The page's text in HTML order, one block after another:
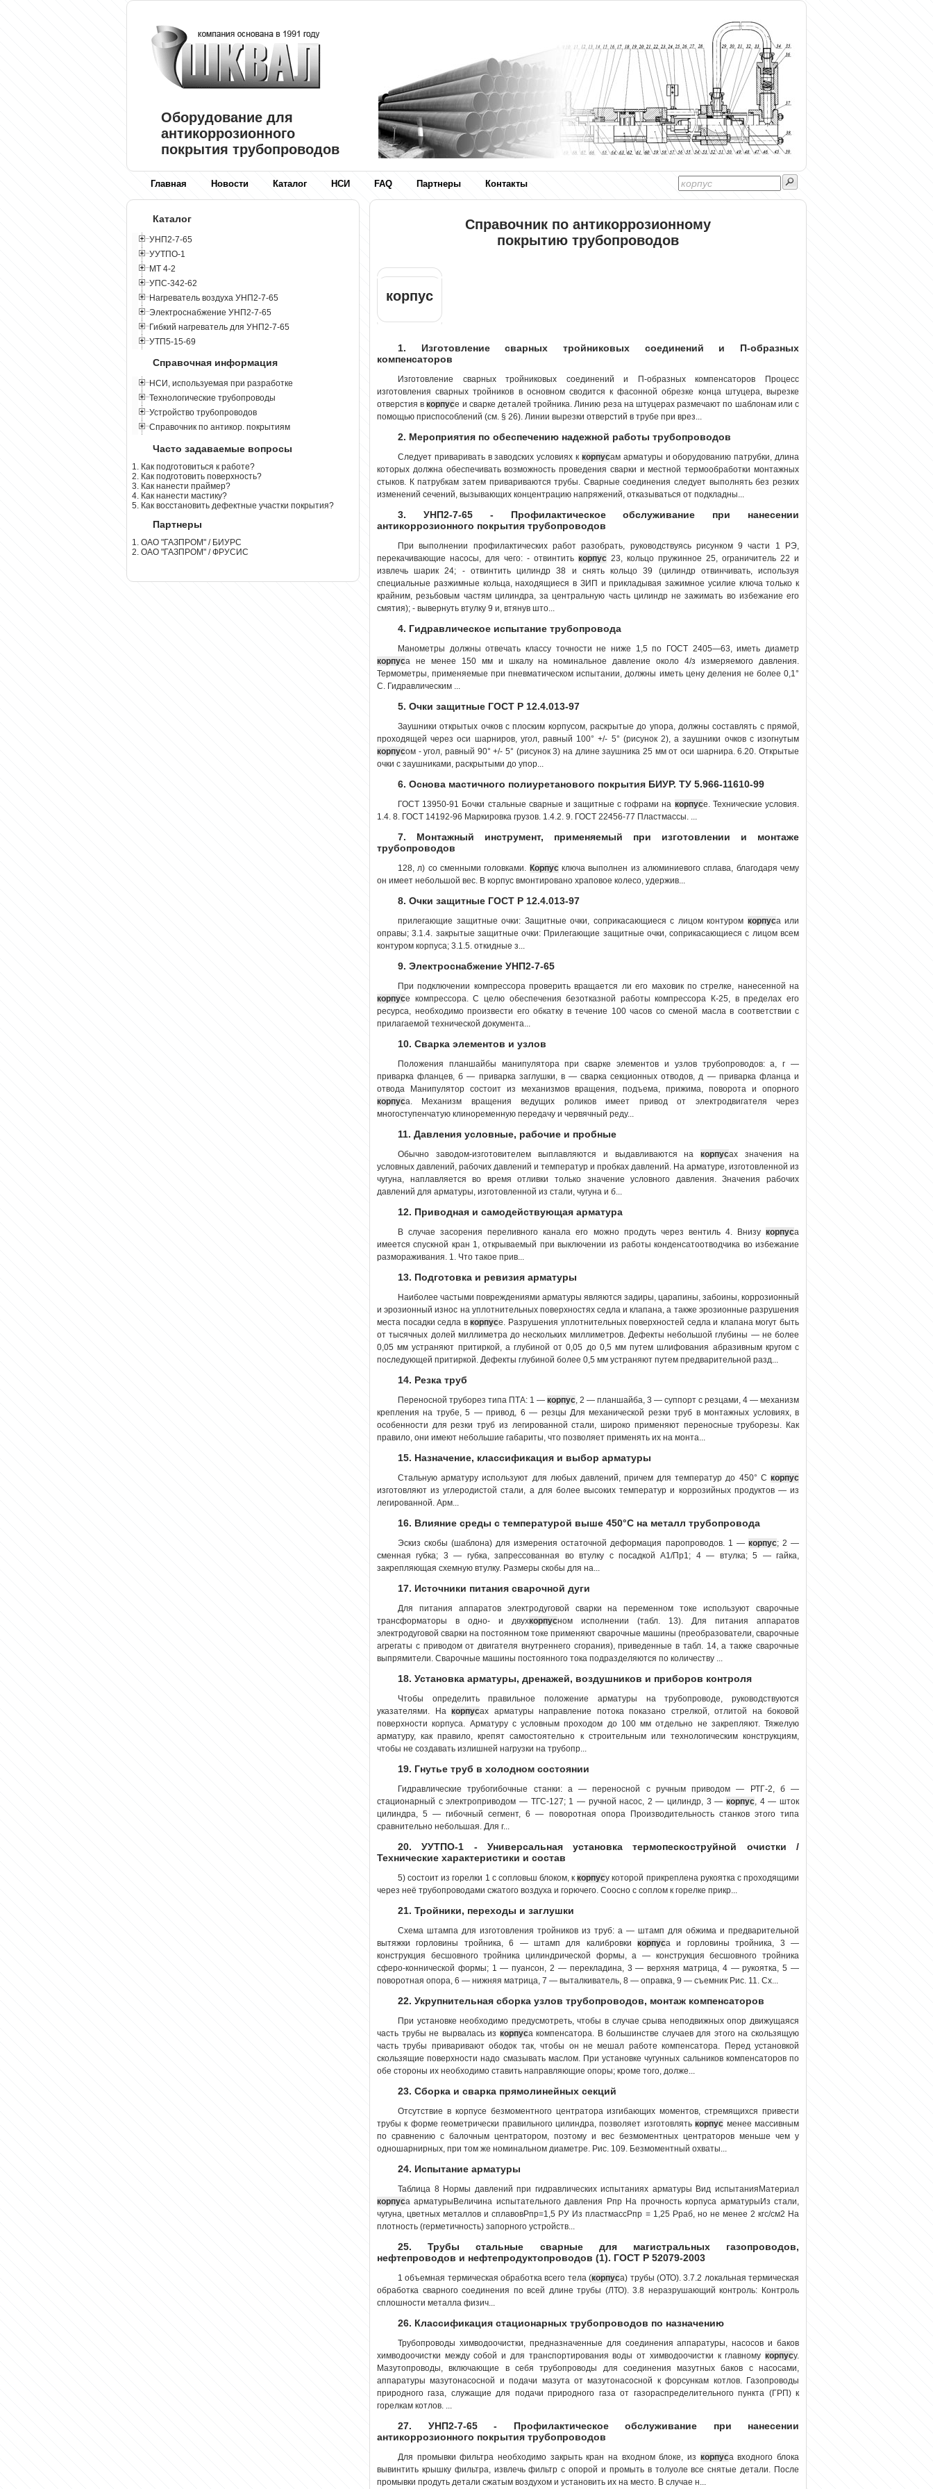
Оборудование для
антикоррозионного
покрытия трубопроводов
Главная Новости Каталог НСИ FAQ Партнеры Контакты
Справочник по антикоррозионному
покрытию трубопроводов
корпус
1. Изготовление сварных тройниковых соединений и П-образных
компенсаторов
Изготовление сварных тройниковых соединений и П-образных компенсаторов Процесс
изготовления сварных тройников в основном сводится к фасонной обрезке конца штуцера, вырезке
отверстия вкорпусе и сварке деталей тройника. Линию реза на штуцерах размечают по шаблонам или с
помощью приспособлений (см. § 26). Линии вырезки отверстий в трубе при врез...
2. Мероприятия по обеспечению надежной работы трубопроводов
Следует приваривать в заводских условиях к корпусам арматуры и оборудованию патрубки, длина
которых должна обеспечивать возможность проведения сварки и местной термообработки монтажных
стыков. К патрубкам затем привариваются трубы. Сварные соединения следует выполнять без резких
изменений сечений, вызывающих концентрацию напряжений, отказываться от подкладны...
3. УНП2-7-65 - Профилактическое обслуживание при нанесении
антикоррозионного покрытия трубопроводов
При выполнении профилактических работ разобрать, руководствуясь рисунком 9 части 1 РЭ,
перекачивающие насосы, для чего: - отвинтить корпус 23, кольцо пружинное 25, ограничитель 22 и
извлечь шарик 24; - отвинтить цилиндр 38 и снять кольцо 39 (цилиндр отвинчивать, используя
специальные разжимные кольца, находящиеся в ЗИП и прикладывая зажимное усилие ключа только к
крайним, резьбовым частям цилиндра, за центральную часть цилиндр не зажимать во избежание его
смятия); - вывернуть втулку 9 и, втянув што...
4. Гидравлическое испытание трубопровода
Манометры должны отвечать классу точности не ниже 1,5 по ГОСТ 2405—63, иметь диаметр
корпуса не менее 150 мм и шкалу на номинальное давление около 4/з измеряемого давления.
Термометры, применяемые при пневматическом испытании, должны иметь цену деления не более 0,1°
С. Гидравлическим ...
5. Очки защитные ГОСТ Р 12.4.013-97
Заушники открытых очков с плоским корпусом, раскрытые до упора, должны составлять с прямой,
проходящей через оси шарниров, угол, равный 100° +/- 5° (рисунок 2), а заушники очков с изогнутым
корпусом - угол, равный 90° +/- 5° (рисунок 3) на длине заушника 25 мм от оси шарнира. 6.20. Открытые
очки с заушниками, раскрытыми до упор...
6. Основа мастичного полиуретанового покрытия БИУР. ТУ 5.966-11610-99
ГОСТ 13950-91 Бочки стальные сварные и защитные с гофрами на корпусе. Технические условия.
1.4. 8. ГОСТ 14192-96 Маркировка грузов. 1.4.2. 9. ГОСТ 22456-77 Пластмассы. ...
7. Монтажный инструмент, применяемый при изготовлении и монтаже
трубопроводов
128, л) со сменными головками. Корпусключа выполнен из алюминиевого сплава, благодаря чему
он имеет небольшой вес. В корпус вмонтировано храповое колесо, удержив...
8. Очки защитные ГОСТ Р 12.4.013-97
прилегающие защитные очки: Защитные очки, соприкасающиеся с лицом контуром корпуса или
оправы; 3.1.4. закрытые защитные очки: Прилегающие защитные очки, соприкасающиеся с лицом всем
контуром корпуса; 3.1.5. откидные з...
9. Электроснабжение УНП2-7-65
При подключении компрессора проверить вращается ли его маховик по стрелке, нанесенной на
корпусе компрессора. С целю обеспечения безотказной работы компрессора К-25, в пределах его
ресурса, необходимо произвести его обкатку в течение 100 часов со сменой масла в соответствии с
прилагаемой технической документа...
10. Сварка элементов и узлов
Положения планшайбы манипулятора при сварке элементов и узлов трубопроводов: а, г —
приварка фланцев, б — приварка заглушки, в — сварка секционных отводов, д — приварка фланца и
отвода Манипулятор состоит из механизмов вращения, подъема, прижима, поворота и опорного
корпуса. Механизм вращения ведущих роликов имеет привод от электродвигателя через
многоступенчатую клиноременную передачу и червячный реду...
11. Давления условные, рабочие и пробные
Обычно заводом-изготовителем выплавляются и выдавливаются накорпусах значения на
условных давлений, рабочих давлений и температур и пробках давлений. На арматуре, изготовленной из
чугуна, наплавляется во время отливки только значение условного давления. Значения рабочих
давлений для арматуры, изготовленной из стали, чугуна и б...
12. Приводная и самодействующая арматура
В случае засорения переливного канала его можно продуть через вентиль 4. Внизу корпуса
имеется спускной кран 1, открываемый при выключении из работы конденсатоотводчика во избежание
размораживания. 1. Что такое прив...
13. Подготовка и ревизия арматуры
Наиболее частыми повреждениями арматуры являются задиры, царапины, забоины, коррозионный
и эрозионный износ на уплотнительных поверхностях седла и клапана, а также эрозионные разрушения
места посадки седла вкорпусе. Разрушения уплотнительных поверхностей седла и клапана могут быть
от тысячных долей миллиметра до нескольких миллиметров. Дефекты небольшой глубины — не более
0,05 мм устраняют притиркой, а глубиной от 0,05 до 0,5 мм путем шлифования абразивным кругом с
последующей притиркой. Дефекты глубиной более 0,5 мм устраняют путем предварительной разд...
14. Резка труб
Переносной труборез типа ПТА: 1 — корпус, 2 — планшайба, 3 — суппорт с резцами, 4 — механизм
крепления на трубе, 5 — привод, 6 — резцы Для механической резки труб в монтажных условиях, в
особенности для резки труб из легированной стали, широко применяют переносные труборезы. Как
правило, они имеют небольшие габариты, что позволяет применять их на монта...
15. Назначение, классификация и выбор арматуры
Стальную арматуру используют для любых давлений, причем для температур до 450° С корпус
изготовляют из углеродистой стали, а для более высоких температур и коррозийных продуктов — из
легированной. Арм...
16. Влияние среды с температурой выше 450°С на металл трубопровода
Эскиз скобы (шаблона) для измерения остаточной деформация паропроводов. 1 — корпус; 2 —
сменная губка; 3 — губка, запрессованная во втулку с посадкой А1/Пр1; 4 — втулка; 5 — гайка,
закрепляющая схемную втулку. Размеры скобы для на...
17. Источники питания сварочной дуги
Для питания аппаратов электродуговой сварки на переменном токе используют сварочные
трансформаторы в одно- и двухкорпусном исполнении (табл. 13). Для питания аппаратов
электродуговой сварки на постоянном токе применяют сварочные машины (преобразователи, сварочные
агрегаты с приводом от двигателя внутреннего сгорания), приведенные в табл. 14, а также сварочные
выпрямители. Сварочные машины постоянного тока подразделяются по количеству ...
18. Установка арматуры, дренажей, воздушников и приборов контроля
Чтобы определить правильное положение арматуры на трубопроводе, руководствуются
указателями. На корпусах арматуры направление потока показано стрелкой, отлитой на боковой
поверхности корпуса. Арматуру с условным проходом до 100 мм отдельно не закрепляют. Тяжелую
арматуру, как правило, крепят самостоятельно к строительным или технологическим конструкциям,
чтобы не создавать излишней нагрузки на трубопр...
19. Гнутье труб в холодном состоянии
Гидравлические трубогибочные станки: а — переносной с ручным приводом — РТГ-2, б —
стационарный с электроприводом — ТГС-127; 1 — ручной насос, 2 — цилиндр, 3 —корпус, 4 — шток
цилиндра, 5 — гибочный сегмент, 6 — поворотная опора Производительность станков этого типа
сравнительно небольшая. Для г...
20. УУТПО-1 - Универсальная установка термопескоструйной очистки /
Технические характеристики и состав
5) состоит из горелки 1 с сопловьш блоком, ккорпусу которой прикреплена рукоятка с проходящими
через неё трубопроводами сжатого воздуха и горючего. Соосно с соплом к горелке прикр...
21. Тройники, переходы и заглушки
Схема штампа для изготовления тройников из труб: а — штамп для обжима и предварительной
вытяжки горловины тройника, 6 — штамп для калибровкикорпуса и горловины тройника, 3 —
конструкция бесшовного тройника цилиндрической формы, а — конструкция бесшовного тройника
сферо-коннической формы; 1 — пуансон, 2 — перекладина, 3 — верхняя матрица, 4 — рукоятка, 5 —
поворотная опора, 6 — нижняя матрица, 7 — выталкиватель, 8 — оправка, 9 — съемник Рис. 11. Сх...
22. Укрупнительная сборка узлов трубопроводов, монтаж компенсаторов
При установке необходимо предусмотреть, чтобы в случае срыва неподвижных опор движущаяся
часть трубы не вырвалась из корпуса компенсатора. В большинстве случаев для этого на скользящую
часть трубы приваривают ободок так, чтобы он не мешал работе компенсатора. Перед установкой
скользящие поверхности надо смазывать маслом. При установке чугунных сальников компенсаторов по
обе стороны их необходимо ставить направляющие опоры; кроме того, долже...
23. Сборка и сварка прямолинейных секций
Отсутствие в корпусе безмоментного центратора изгибающих моментов, стремящихся привести
трубы к форме геометрически правильного цилиндра, позволяет изготовлятькорпус менее массивным
по сравнению с балочным центратором, поэтому и вес безмоментных центраторов меньше чем у
одношарнирных, при том же номинальном диаметре. Рис. 109. Безмоментный охваты...
24. Испытание арматуры
Таблица 8 Нормы давлений при гидравлических испытаниях арматуры Вид испытанияМатериал
корпуса арматурыВеличина испытательного давления Рпр На прочность корпуса арматурыИз стали,
чугуна, цветных металлов и сплавовРпр=1,5 РУ Из пластмассРпр = 1,25 Рраб, но не менее 2 кгс/см2 На
плотность (герметичность) запорного устройств...
25. Трубы стальные сварные для магистральных газопроводов,
нефтепроводов и нефтепродуктопроводов (1). ГОСТ Р 52079-2003
1 объемная термическая обработка всего тела (корпуса) трубы (ОТО). 3.7.2 локальная термическая
обработка сварного соединения по всей длине трубы (ЛТО). 3.8 неразрушающий контроль: Контроль
сплошности металла физич...
26. Классификация стационарных трубопроводов по назначению
Трубопроводы химводоочистки, предназначенные для соединения аппаратуры, насосов и баков
химводоочистки между собой и для транспортирования воды от химводоочистки к главному корпусу.
Мазутопроводы, включающие в себя трубопроводы для соединения мазутных баков с насосами,
аппаратуры мазутонасосной и подачи мазута от мазутонасосной к форсункам котлов. Газопроводы
природного газа, служащие для подачи природного газа от газораспределительного пункта (ГРП) к
горелкам котлов. ...
27. УНП2-7-65 - Профилактическое обслуживание при нанесении
антикоррозионного покрытия трубопроводов
Для промывки фильтра необходимо закрыть кран на входном блоке, из корпуса входного блока
вывинтить крышку фильтра, извлечь фильтр с опорой и промыть в толуоле все снятые детали. После
промывки продуть детали сжатым воздухом и установить их на место. В случае н...
Каталог
УНП2-7-65
УУТПО-1
МТ 4-2
УПС-342-62
Нагреватель воздуха УНП2-7-65
Электроснабжение УНП2-7-65
Гибкий нагреватель для УНП2-7-65
УТП5-15-69
Справочная информация
НСИ, используемая при разработке
Технологические трубопроводы
Устройство трубопроводов
Справочник по антикор. покрытиям
Часто задаваемые вопросы
1. Как подготовиться к работе?
2. Как подготовить поверхность?
3. Как нанести праймер?
4. Как нанести мастику?
5. Как восстановить дефектные участки покрытия?
Партнеры
1. ОАО "ГАЗПРОМ" / БИУРС
2. ОАО "ГАЗПРОМ" / ФРУСИС